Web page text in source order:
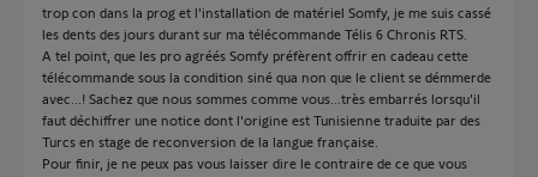
trop con dans la prog et l'installation de matériel Somfy, je me suis cassé
les dents des jours durant sur ma télécommande Télis 6 Chronis RTS.
A tel point, que les pro agréés Somfy préfèrent offrir en cadeau cette
télécommande sous la condition siné qua non que le client se démmerde
avec...! Sachez que nous sommes comme vous...très embarrés lorsqu'il
faut déchiffrer une notice dont l'origine est Tunisienne traduite par des
Turcs en stage de reconversion de la langue française.
Pour finir, je ne peux pas vous laisser dire le contraire de ce que vous